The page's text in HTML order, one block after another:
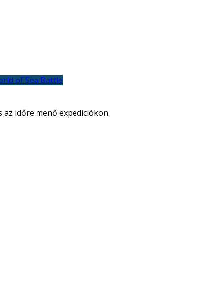
of Sea Battle
időre menő expedíciókon.